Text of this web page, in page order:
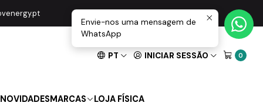
PT INICIAR SESSÃO 0
NOVIDADESMARCAS LOJA FÍSICA
Quadro 45 45129SBR
c/ Alvéolos Planos
Envie-nos uma mensagem de
WhatsApp